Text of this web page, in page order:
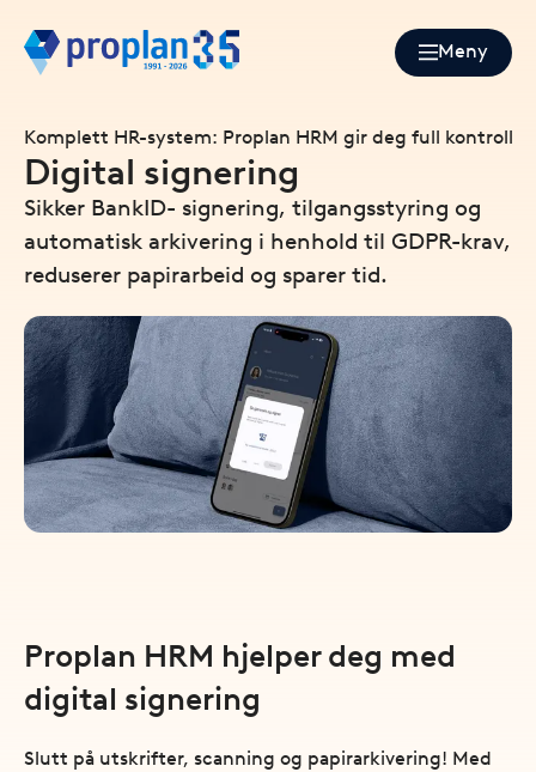
Meny
Komplett HR-system: Proplan HRM gir deg full kontroll
Digital signering
Sikker BankID- signering, tilgangsstyring og
automatisk arkivering i henhold til GDPR-krav,
reduserer papirarbeid og sparer tid.
Proplan HRM hjelper deg med
digital signering
Slutt på utskrifter, scanning og papirarkivering! Med